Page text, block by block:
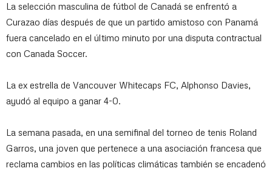
La selección masculina de fútbol de Canadá se enfrentó a
Curazao días después de que un partido amistoso con Panamá
fuera cancelado en el último minuto por una disputa contractual
con Canada Soccer.
La ex estrella de Vancouver Whitecaps FC, Alphonso Davies,
ayudó al equipo a ganar 4-0.
La semana pasada, en una semifinal del torneo de tenis Roland
Garros, una joven que pertenece a una asociación francesa que
reclama cambios en las políticas climáticas también se encadenó